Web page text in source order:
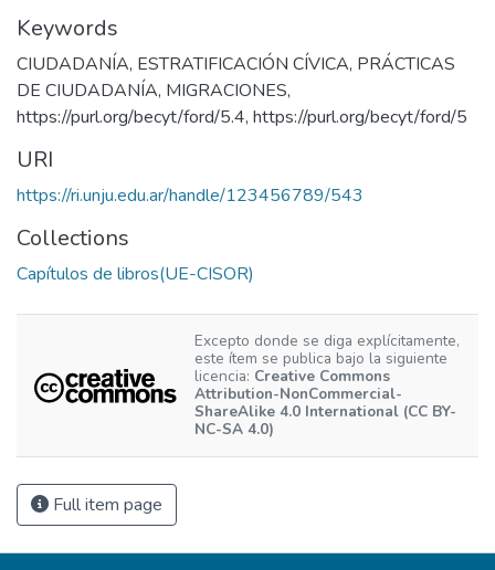
Keywords
CIUDADANÍA, ESTRATIFICACIÓN CÍVICA, PRÁCTICAS
DE CIUDADANÍA, MIGRACIONES,
https://purl.org/becyt/ford/5.4, https://purl.org/becyt/ford/5
URI
https://ri.unju.edu.ar/handle/123456789/543
Collections
Capítulos de libros(UE-CISOR)
Excepto donde se diga explícitamente,
este ítem se publica bajo la siguiente
licencia: Creative Commons
Attribution-NonCommercial-
ShareAlike 4.0 International (CC BY-
NC-SA 4.0)
Full item page